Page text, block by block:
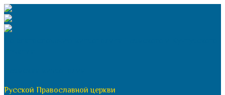
Перейти
к
содержимому
Русской Православной церкви